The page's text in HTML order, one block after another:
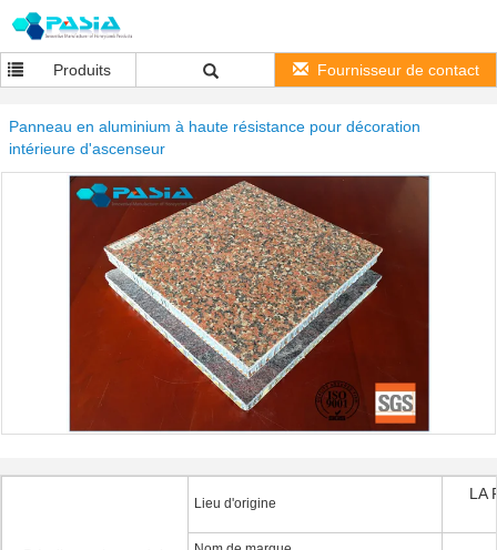
Produits Fournisseur de contact
Panneau en aluminium à haute résistance pour décoration
intérieure d'ascenseur
Lieu d'origine
LA